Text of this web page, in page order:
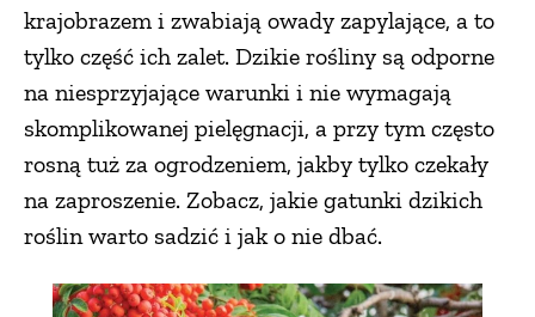
krajobrazem i zwabiają owady zapylające, a to
tylko część ich zalet. Dzikie rośliny są odporne
na niesprzyjające warunki i nie wymagają
skomplikowanej pielęgnacji, a przy tym często
rosną tuż za ogrodzeniem, jakby tylko czekały
na zaproszenie. Zobacz, jakie gatunki dzikich
roślin warto sadzić i jak o nie dbać.
ŚNIADANIA
PRZYSTAWKI
ZUPY